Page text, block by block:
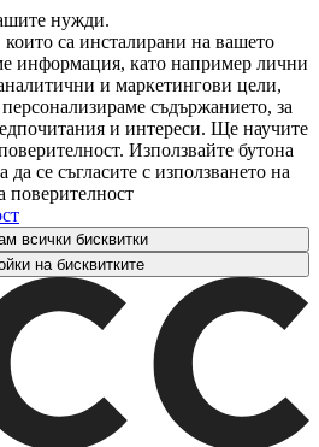
нужди.
са инсталирани на вашето
информация, като например лични
и маркетингови цели,
съдържанието, за
и интереси. Ще научите
Използвайте бутона
се съгласите с използването на
поверителност
всички бисквитки
на бисквитките